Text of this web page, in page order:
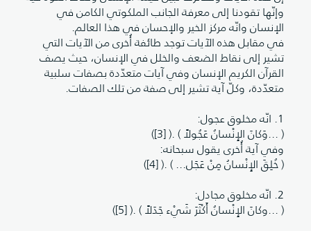
وإنّها تقودنا إلى معرفة الجانب الملكوتي الكامن في
الإنسان وانّه مركز الخير والإحسان في هذا العالم.
في مقابل هذه الآيات توجد طائفة أُخرى من الآيات التي
تشير إلى نقاط الضعف والخلل في الإنسان، حيث يصف
القرآن الكريم الإنسان وفي آيات متعدّدة بصفات سلبية
متعدّدة، وكلّ آية تشير إلى صفة من تلك الصفات.
1. انّه مخلوق عجول:
( ...وَكانَ الإِنْسانُ عَجُولاً ) .( [3])
وفي آية أُخرى يقول سبحانه:
( خُلِقَ الإِنْسانُ مِنْ عَجَل... ) .( [4])
2. انّه مخلوق مجادل:
( ...وكانَ الإِنْسانُ أَكْثَرَ شَيْء جَدَلاً ) .( [5])